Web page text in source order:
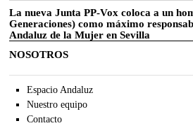
La nueva Junta PP-Vox coloca a un
Generaciones) como máximo
Andaluz de la Mujer en Sevilla
NOSOTROS
Espacio Andaluz
Nuestro equipo
Contacto